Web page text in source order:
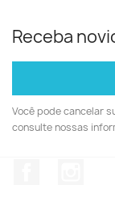
Receba
Você pode cancelar
consulte nossas